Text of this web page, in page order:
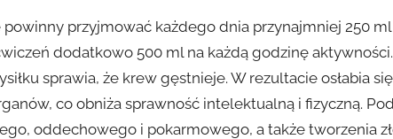
przyjmować każdego dnia przynajmniej 250 ml
dodatkowo 500 ml na każdą godzinę
sprawia, że krew gęstnieje. W rezultacie osłabia
co obniża sprawność intelektualną i fizyczną.
oddechowego i pokarmowego, a także tworzenia